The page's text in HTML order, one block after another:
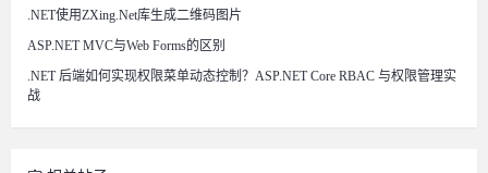
.NET使用ZXing.Net库生成二维码图片
ASP.NET MVC与Web Forms的区别
.NET 后端如何实现权限菜单动态控制？ASP.NET Core RBAC 与权限管理实
战